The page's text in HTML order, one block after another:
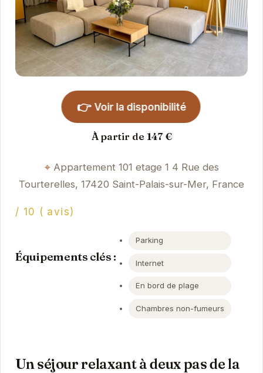
👉 Voir la disponibilité
À partir de 147 €
Appartement 101 etage 1 4 Rue des
Tourterelles, 17420 Saint-Palais-sur-Mer, France
/ 10 ( avis)
Équipements clés :
Parking
Internet
En bord de plage
Chambres non-fumeurs
Un séjour relaxant à deux pas de la